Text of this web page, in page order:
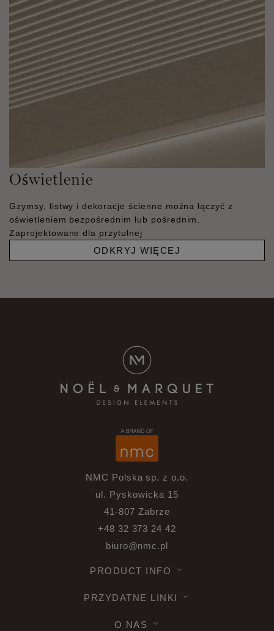
Oświetlenie
Gzymsy, listwy i dekoracje ścienne można łączyć z
oświetleniem bezpośrednim lub pośrednim.
Zaprojektowane dla przytulnej
ODKRYJ WIĘCEJ
NMC Polska sp. z o.o.
ul. Pyskowicka 15
41-807 Zabrze
+48 32 373 24 42
biuro@nmc.pl
PRODUCT INFO
PRZYDATNE LINKI
O NAS